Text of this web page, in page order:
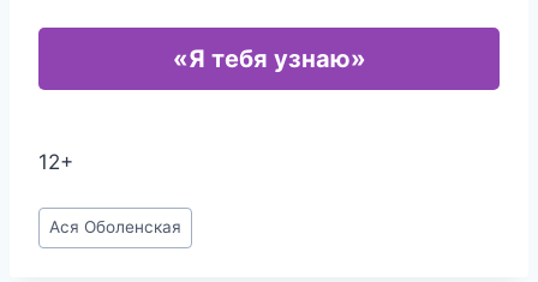
«Я тебя узнаю»
12+
Метки
записи:
Ася Оболенская